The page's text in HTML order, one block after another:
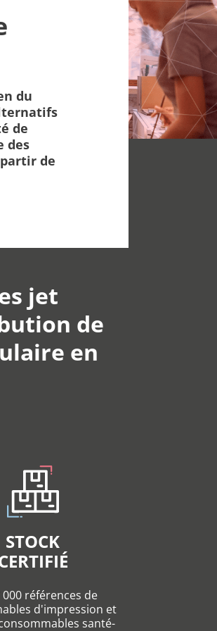
du
de
des
de
jet
de
en
STOCK
000 références de
d'impression et
santé-